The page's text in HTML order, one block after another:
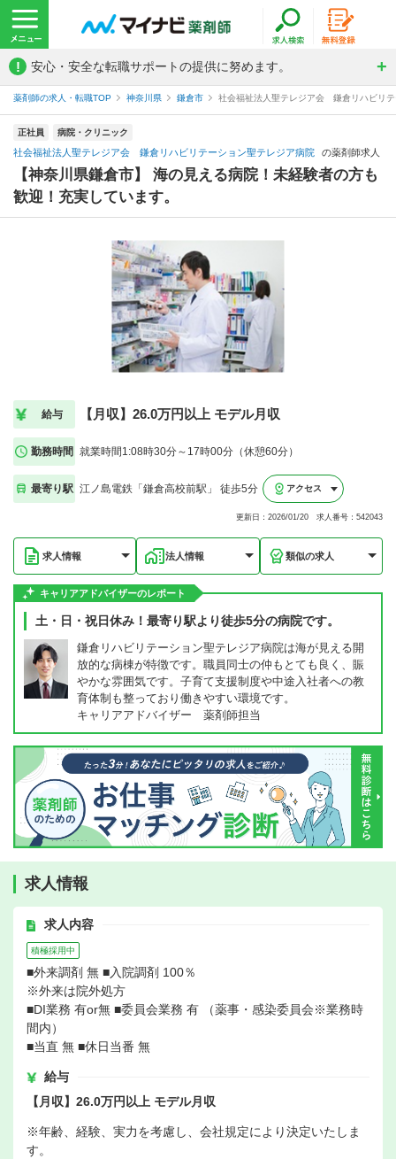
! 安心・安全な転職サポートの提供に努めます。
薬剤師の求人・転職TOP 神奈川県 鎌倉市 社会福祉法人聖テレジア会 鎌倉リハビリ
正社員 病院・クリニック
社会福祉法人聖テレジア会 鎌倉リハビリテーション聖テレジア病院 の薬剤師求人
【神奈川県鎌倉市】 海の見える病院！未経験者の方も
歓迎！充実しています。
給与 【月収】26.0万円以上 モデル月収
勤務時間 就業時間1:08時30分～17時00分（休憩60分）
最寄り駅 江ノ島電鉄「鎌倉高校前駅」 徒歩5分 アクセス
更新日：2026/01/20 求人番号：542043
求人情報 法人情報 類似の求人
キャリアアドバイザーのレポート
土・日・祝日休み！最寄り駅より徒歩5分の病院です。
鎌倉リハビリテーション聖テレジア病院は海が見える開
放的な病棟が特徴です。職員同士の仲もとても良く、賑
やかな雰囲気です。子育て支援制度や中途入社者への教
育体制も整っており働きやすい環境です。
キャリアアドバイザー 薬剤師担当
求人情報
求人内容
積極採用中
■外来調剤 無 ■入院調剤 100％
※外来は院外処方
■DI業務 有or無 ■委員会業務 有 （薬事・感染委員会※業務時
間内）
■当直 無 ■休日当番 無
給与
【月収】26.0万円以上 モデル月収
※年齢、経験、実力を考慮し、会社規定により決定いたしま
す。